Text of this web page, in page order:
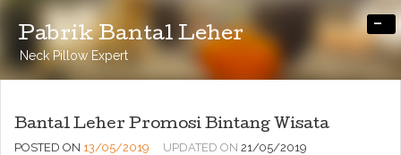
Pabrik Bantal Leher
Neck Pillow Expert
-
Bantal Leher Promosi Bintang Wisata
POSTED ON 13/05/2019 UPDATED ON 21/05/2019